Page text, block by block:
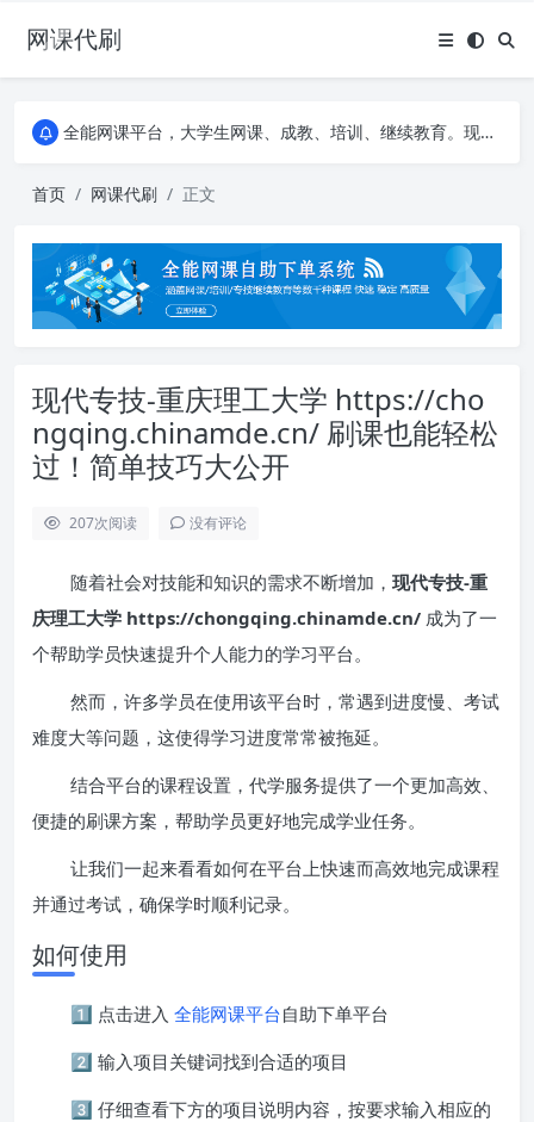
网课代刷
AI论文写作平台，根据真实文献内容生成论文
全能网课平台，大学生网课、成教、培训、继续教育。现已接入代刷代考项目3000+
全能网课平台，大学生网课、成教、培训、继续教育。现已接入代刷代考项目3000+
首页 网课代刷 正文
现代专技-重庆理工大学 https://cho
ngqing.chinamde.cn/ 刷课也能轻松
过！简单技巧大公开
207次阅读 没有评论
随着社会对技能和知识的需求不断增加， 现代专技-重
庆理工大学 https://chongqing.chinamde.cn/ 成为了一
个帮助学员快速提升个人能力的学习平台。
然而，许多学员在使用该平台时，常遇到进度慢、考试
难度大等问题，这使得学习进度常常被拖延。
结合平台的课程设置，代学服务提供了一个更加高效、
便捷的刷课方案，帮助学员更好地完成学业任务。
让我们一起来看看如何在平台上快速而高效地完成课程
并通过考试，确保学时顺利记录。
如何使用
1️⃣ 点击进入 全能网课平台自助下单平台
2️⃣ 输入项目关键词找到合适的项目
3️⃣ 仔细查看下方的项目说明内容，按要求输入相应的